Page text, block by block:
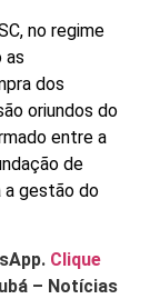
no regime
as
dos
oriundos do
entre a
de
a gestão do
Clique
– Notícias